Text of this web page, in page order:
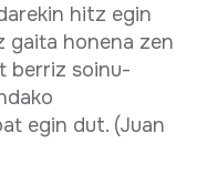
hitz egin
gaita honena zen
berriz soinu-
egin dut. (Juan